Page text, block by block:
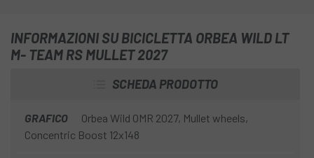
INFORMAZIONI SU BICICLETTA ORBEA WILD LT
M- TEAM RS MULLET 2027
SCHEDA PRODOTTO
GRAFICO
Orbea Wild OMR 2027, Mullet wheels,
Concentric Boost 12x148